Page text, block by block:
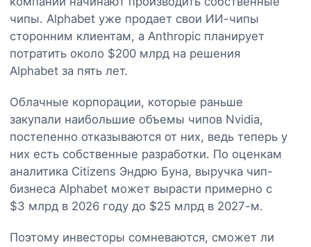
чипы. Alphabet уже продает свои ИИ-чипы
сторонним клиентам, а Anthropic планирует
потратить около $200 млрд на решения
Alphabet за пять лет.
Облачные корпорации, которые раньше
закупали наибольшие объемы чипов Nvidia,
постепенно отказываются от них, ведь теперь у
них есть собственные разработки. По оценкам
аналитика Citizens Эндрю Буна, выручка чип-
бизнеса Alphabet может вырасти примерно с
$3 млрд в 2026 году до $25 млрд в 2027-м.
Поэтому инвесторы сомневаются, сможет ли